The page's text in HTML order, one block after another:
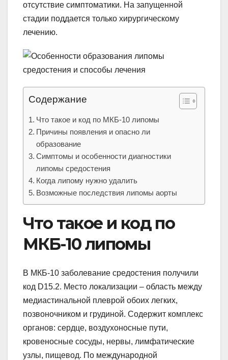
отсутствие симптоматики. На запущенной
стадии поддается только хирургическому
лечению.
Содержание
Что такое и код по МКБ-10 липомы
Причины появления и опасно ли
образование
Симптомы и особенности диагностики
липомы средостения
Когда липому нужно удалить
Возможные последствия липомы аорты
Что такое и код по
МКБ-10 липомы
В МКБ-10 заболевание средостения получили
код D15.2. Место локализации – область между
медиастинальной плеврой обоих легких,
позвоночником и грудиной. Содержит комплекс
органов: сердце, воздухоносные пути,
кровеносные сосуды, нервы, лимфатические
узлы, пищевод. По международной